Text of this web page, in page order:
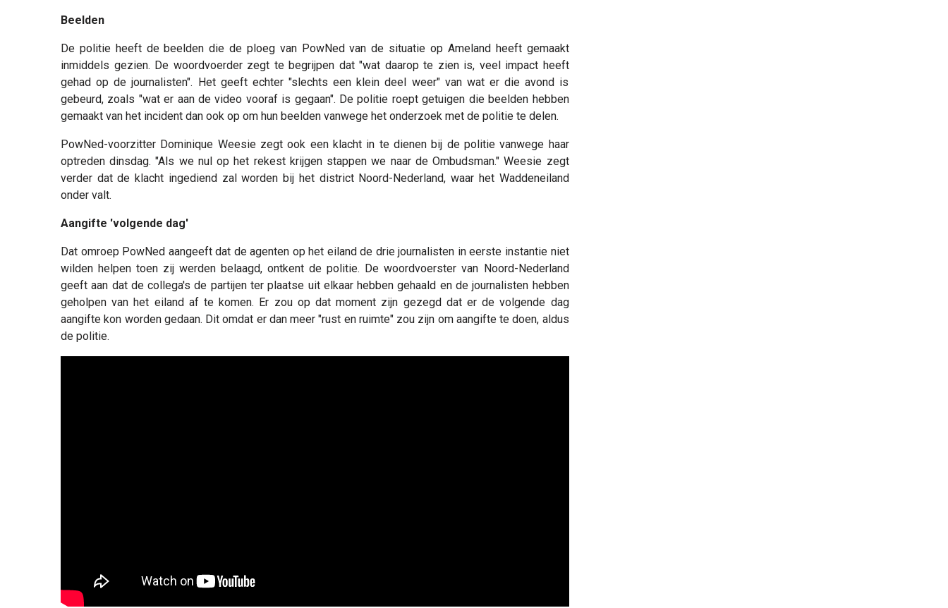
Beelden
De politie heeft de beelden die de ploeg van PowNed van de situatie op Ameland heeft gemaakt
inmiddels gezien. De woordvoerder zegt te begrijpen dat "wat daarop te zien is, veel impact heeft
gehad op de journalisten". Het geeft echter "slechts een klein deel weer" van wat er die avond is
gebeurd, zoals "wat er aan de video vooraf is gegaan". De politie roept getuigen die beelden hebben
gemaakt van het incident dan ook op om hun beelden vanwege het onderzoek met de politie te delen.
PowNed-voorzitter Dominique Weesie zegt ook een klacht in te dienen bij de politie vanwege haar
optreden dinsdag. "Als we nul op het rekest krijgen stappen we naar de Ombudsman." Weesie zegt
verder dat de klacht ingediend zal worden bij het district Noord-Nederland, waar het Waddeneiland
onder valt.
Aangifte 'volgende dag'
Dat omroep PowNed aangeeft dat de agenten op het eiland de drie journalisten in eerste instantie niet
wilden helpen toen zij werden belaagd, ontkent de politie. De woordvoerster van Noord-Nederland
geeft aan dat de collega's de partijen ter plaatse uit elkaar hebben gehaald en de journalisten hebben
geholpen van het eiland af te komen. Er zou op dat moment zijn gezegd dat er de volgende dag
aangifte kon worden gedaan. Dit omdat er dan meer "rust en ruimte" zou zijn om aangifte te doen, aldus
de politie.